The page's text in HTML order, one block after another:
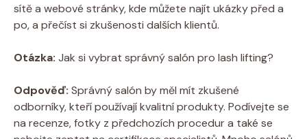
sítě a webové stránky, kde můžete najít ukázky před a
po, a přečíst si zkušenosti dalších klientů.
Otázka: Jak si vybrat správný salón pro lash lifting?
Odpověď: Správný salón by měl mít zkušené
odborníky, kteří používají kvalitní produkty. Podívejte se
na recenze, fotky z předchozích procedur a také se